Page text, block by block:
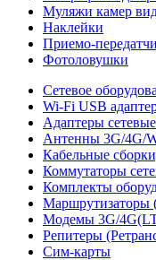
Муляжи камер
Наклейки
Приемо-
Фотоловушки
Сетевое
Wi-Fi USB
Адаптеры
Антенны 3G/4G/
Кабельные
Коммутаторы
Комплекты
Маршрутизаторы
Модемы 3G/
Репитеры
Сим-карты